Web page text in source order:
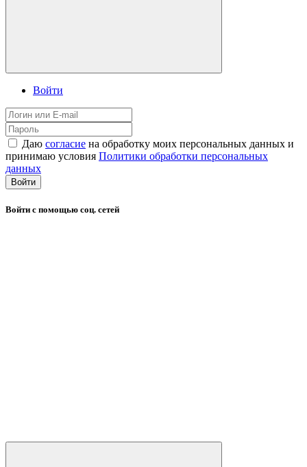
Войти
Даю согласие на обработку моих персональных данных и
принимаю условия Политики обработки персональных
данных
Войти
Войти с помощью соц. сетей